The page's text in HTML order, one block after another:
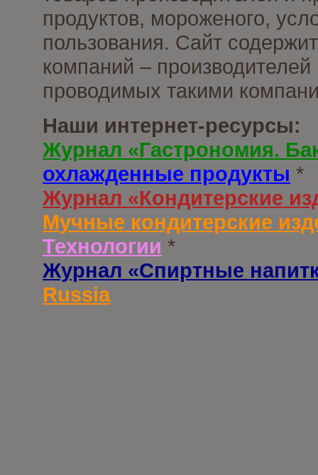
продуктов, мороженого,
пользования. Сайт
компаний –
проводимых такими
Наши интернет-ресурсы:
Журнал «Гастрономия.
охлажденные продукты *
Журнал «Кондитерские
Мучные кондитерские
Технологии *
Журнал «Спиртные
Russia